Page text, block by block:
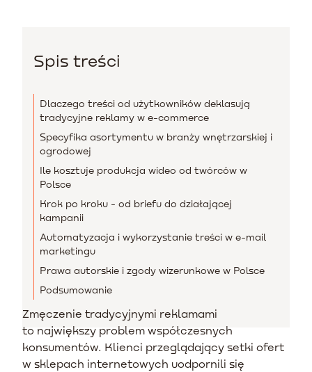
Spis treści
Dlaczego treści od użytkowników deklasują
tradycyjne reklamy w e-commerce
Specyfika asortymentu w branży wnętrzarskiej i
ogrodowej
Ile kosztuje produkcja wideo od twórców w
Polsce
Krok po kroku - od briefu do działającej
kampanii
Automatyzacja i wykorzystanie treści w e-mail
marketingu
Prawa autorskie i zgody wizerunkowe w Polsce
Podsumowanie
Zmęczenie tradycyjnymi reklamami
to największy problem współczesnych
konsumentów. Klienci przeglądający setki ofert
w sklepach internetowych uodpornili się